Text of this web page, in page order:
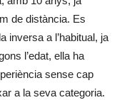
de distància. Es
inversa a l’habitual, ja
l’edat, ella ha
sense cap
a la seva categoria.